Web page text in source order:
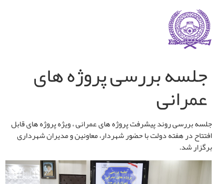
جلسه بررسی پروژه های
عمرانی
جلسه بررسی روند پیشرفت پروژه های عمرانی ، ویژه پروژه های قابل
افتتاح در هفته دولت با حضور شهردار، معاونین و مدیران شهرداری
برگزار شد.